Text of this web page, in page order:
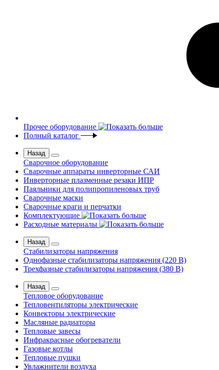
Прочее оборудование
Полный каталог
Назад
Сварочное оборудование
Сварочные аппараты инверторные САИ
Инверторные плазменные резаки ИПР
Паяльники для полипропиленовых труб
Сварочные маски
Сварочные краги и перчатки
Комплектующие
Расходные материалы
Назад
Стабилизаторы напряжения
Однофазные стабилизаторы напряжения (220 В)
Трехфазные стабилизаторы напряжения (380 В)
Назад
Тепловое оборудование
Тепловентиляторы электрические
Конвекторы электрические
Масляные радиаторы
Тепловые завесы
Инфракрасные обогреватели
Газовые котлы
Тепловые пушки
Увлажнители воздуха